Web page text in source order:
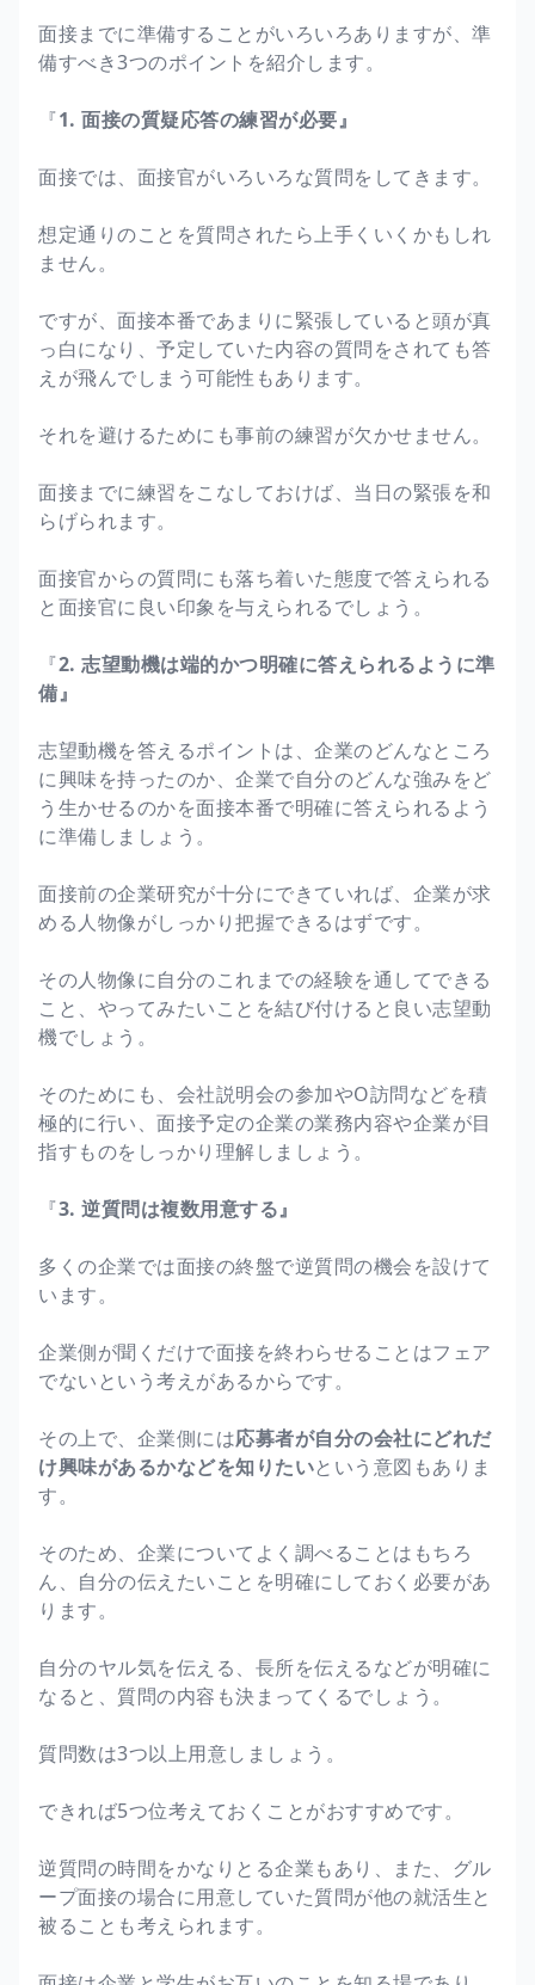
面接までに準備することがいろいろありますが、準
備すべき3つのポイントを紹介します。
『1. 面接の質疑応答の練習が必要』
面接では、面接官がいろいろな質問をしてきます。
想定通りのことを質問されたら上手くいくかもしれ
ません。
ですが、面接本番であまりに緊張していると頭が真
っ白になり、予定していた内容の質問をされても答
えが飛んでしまう可能性もあります。
それを避けるためにも事前の練習が欠かせません。
面接までに練習をこなしておけば、当日の緊張を和
らげられます。
面接官からの質問にも落ち着いた態度で答えられる
と面接官に良い印象を与えられるでしょう。
『2. 志望動機は端的かつ明確に答えられるように準
備』
志望動機を答えるポイントは、企業のどんなところ
に興味を持ったのか、企業で自分のどんな強みをど
う生かせるのかを面接本番で明確に答えられるよう
に準備しましょう。
面接前の企業研究が十分にできていれば、企業が求
める人物像がしっかり把握できるはずです。
その人物像に自分のこれまでの経験を通してできる
こと、やってみたいことを結び付けると良い志望動
機でしょう。
そのためにも、会社説明会の参加やO訪問などを積
極的に行い、面接予定の企業の業務内容や企業が目
指すものをしっかり理解しましょう。
『3. 逆質問は複数用意する』
多くの企業では面接の終盤で逆質問の機会を設けて
います。
企業側が聞くだけで面接を終わらせることはフェア
でないという考えがあるからです。
その上で、企業側には応募者が自分の会社にどれだ
け興味があるかなどを知りたいという意図もありま
す。
そのため、企業についてよく調べることはもちろ
ん、自分の伝えたいことを明確にしておく必要があ
ります。
自分のヤル気を伝える、長所を伝えるなどが明確に
なると、質問の内容も決まってくるでしょう。
質問数は3つ以上用意しましょう。
できれば5つ位考えておくことがおすすめです。
逆質問の時間をかなりとる企業もあり、また、グル
ープ面接の場合に用意していた質問が他の就活生と
被ることも考えられます。